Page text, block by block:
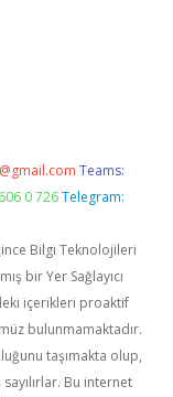
Teams:
0 726 Telegram:
Bilgi Teknolojileri
bir Yer Sağlayıcı
içerikleri proaktif
bulunmamaktadır.
taşımakta olup,
Bu internet